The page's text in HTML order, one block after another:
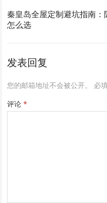
秦皇岛全屋定制避坑指南
怎么选
发表回复
您的邮箱地址不会被公开。 必
评论*